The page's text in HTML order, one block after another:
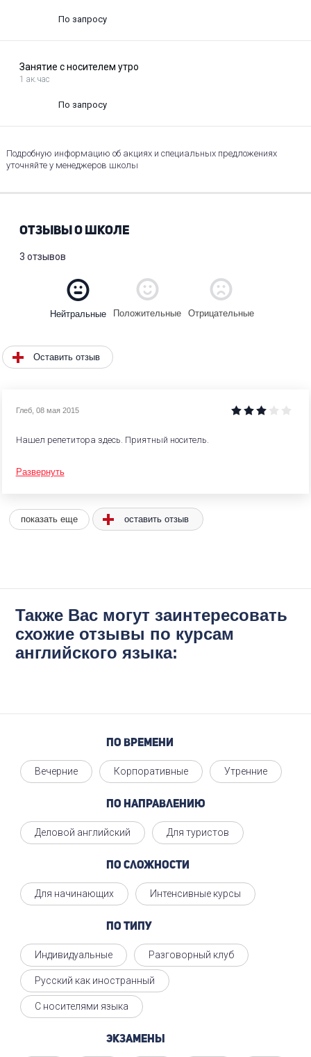
По запросу
Занятие с носителем утро
1 ак.час
По запросу
Подробную информацию об акциях и специальных предложениях
уточняйте у менеджеров школы
ОТЗЫВЫ О ШКОЛЕ
3 отзывов
Нейтральные Положительные Отрицательные
Оставить отзыв
Глеб, 08 мая 2015
Нашел репетитора здесь. Приятный носитель.
Развернуть
показать еще оставить отзыв
Также Вас могут заинтересовать
схожие отзывы по курсам
английского языка:
По времени
Вечерние Корпоративные Утренние
По направлению
Деловой английский Для туристов
По сложности
Для начинающих Интенсивные курсы
По типу
Индивидуальные Разговорный клуб
Русский как иностранный
С носителями языка
Экзамены